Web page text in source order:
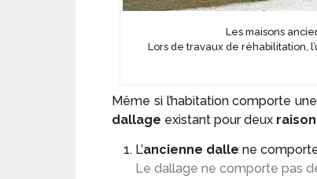
Les maisons
Lors de travaux de réhabilitation,
Même si l’habitation comporte une
dallage existant pour deux
L’ancienne dalle ne
Le dallage ne comporte pas